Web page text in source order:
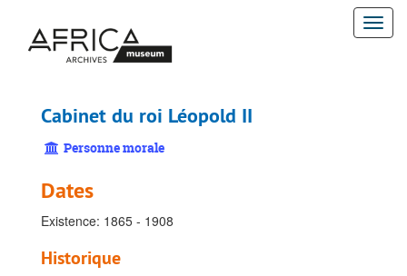
contenu
Cabinet du roi Léopold II
Personne morale
Dates
Existence: 1865 - 1908
Historique